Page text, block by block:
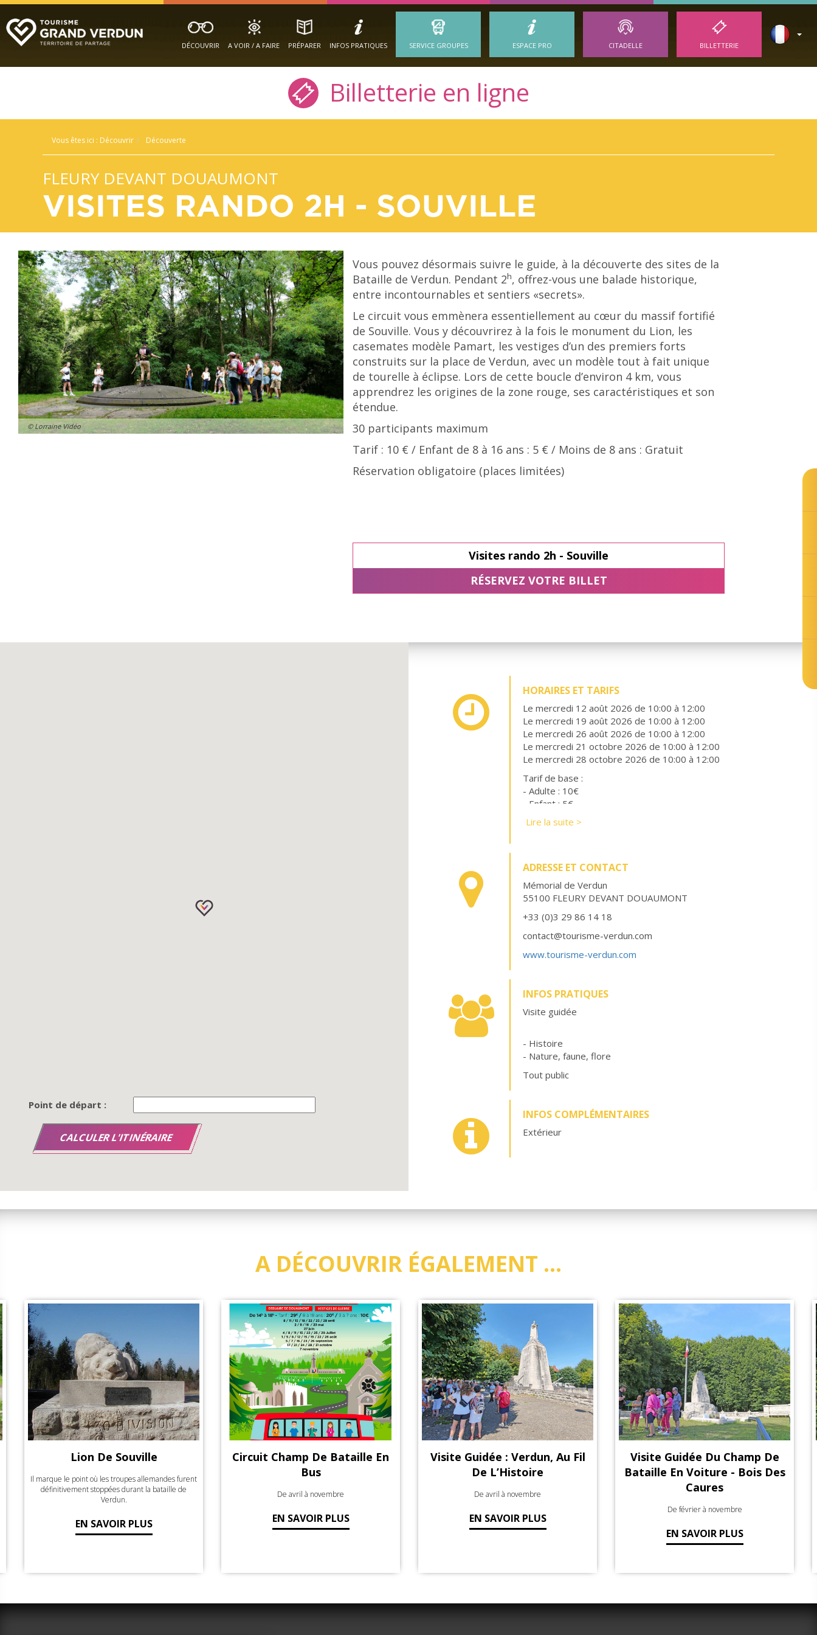
DÉCOUVRIR A VOIR / A FAIRE PRÉPARER INFOS PRATIQUES SERVICE GROUPES ESPACE PRO CITADELLE BILLETTERIE
Billetterie en ligne
Vous êtes ici : Découvrir Découverte
FLEURY DEVANT DOUAUMONT
VISITES RANDO 2H - SOUVILLE
© Lorraine Vidéo
Vous pouvez désormais suivre le guide, à la découverte des sites de la
Bataille de Verdun. Pendant 2h, offrez-vous une balade historique,
entre incontournables et sentiers «secrets».
Le circuit vous emmènera essentiellement au cœur du massif fortifié
de Souville. Vous y découvrirez à la fois le monument du Lion, les
casemates modèle Pamart, les vestiges d’un des premiers forts
construits sur la place de Verdun, avec un modèle tout à fait unique
de tourelle à éclipse. Lors de cette boucle d’environ 4 km, vous
apprendrez les origines de la zone rouge, ses caractéristiques et son
étendue.
30 participants maximum
Tarif : 10 € / Enfant de 8 à 16 ans : 5 € / Moins de 8 ans : Gratuit
Réservation obligatoire (places limitées)
Visites rando 2h - Souville
RÉSERVEZ VOTRE BILLET
Point de départ :
HORAIRES ET TARIFS
Le mercredi 12 août 2026 de 10:00 à 12:00
Le mercredi 19 août 2026 de 10:00 à 12:00
Le mercredi 26 août 2026 de 10:00 à 12:00
Le mercredi 21 octobre 2026 de 10:00 à 12:00
Le mercredi 28 octobre 2026 de 10:00 à 12:00
Tarif de base :
- Adulte : 10€
- Enfant : 5€
Gratuit pour les moins de : 8 ans
Lire la suite >
ADRESSE ET CONTACT
Mémorial de Verdun
55100 FLEURY DEVANT DOUAUMONT
+33 (0)3 29 86 14 18
contact@tourisme-verdun.com
www.tourisme-verdun.com
INFOS PRATIQUES
Visite guidée
- Histoire
- Nature, faune, flore
Tout public
INFOS COMPLÉMENTAIRES
Extérieur
A DÉCOUVRIR ÉGALEMENT ...
Lion De Souville
Il marque le point où les troupes allemandes furent
définitivement stoppées durant la bataille de
Verdun.
EN SAVOIR PLUS
Circuit Champ De Bataille En
Bus
De avril à novembre
EN SAVOIR PLUS
Visite Guidée : Verdun, Au Fil
De L’Histoire
De avril à novembre
EN SAVOIR PLUS
Visite Guidée Du Champ De
Bataille En Voiture - Bois Des
Caures
De février à novembre
EN SAVOIR PLUS